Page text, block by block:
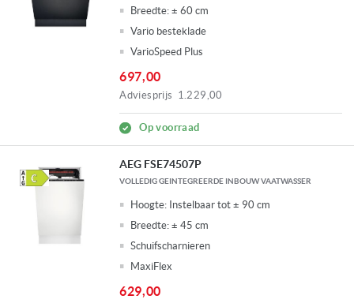
Breedte: ± 60 cm
Vario besteklade
VarioSpeed Plus
697,00
Adviesprijs 1.229,00
Op voorraad
AEG FSE74507P
VOLLEDIG GEINTEGREERDE INBOUW VAATWASSER
Hoogte: Instelbaar tot ± 90 cm
Breedte: ± 45 cm
Schuifscharnieren
MaxiFlex
629,00